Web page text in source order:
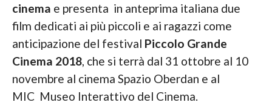
cinema e presenta in anteprima italiana due
film dedicati ai più piccoli e ai ragazzi come
anticipazione del festival Piccolo Grande
Cinema 2018, che si terrà dal 31 ottobre al 10
novembre al cinema Spazio Oberdan e al
MIC Museo Interattivo del Cinema.